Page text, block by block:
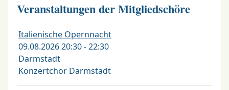
Veranstaltungen der Mitgliedschöre
Italienische Opernnacht
09.08.2026 20:30 - 22:30
Darmstadt
Konzertchor Darmstadt